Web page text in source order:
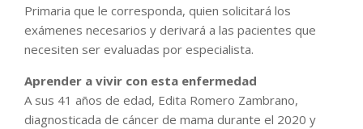
Primaria que le corresponda, quien solicitará los
exámenes necesarios y derivará a las pacientes que
necesiten ser evaluadas por especialista.
Aprender a vivir con esta enfermedad
A sus 41 años de edad, Edita Romero Zambrano,
diagnosticada de cáncer de mama durante el 2020 y